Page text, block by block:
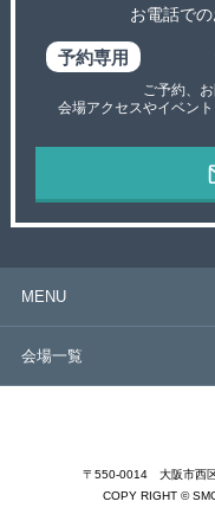
お電話で
ご予約、
会場アクセスやイベン
MENU
会場一覧
〒550-0014 大阪市西
COPY RIGHT ©